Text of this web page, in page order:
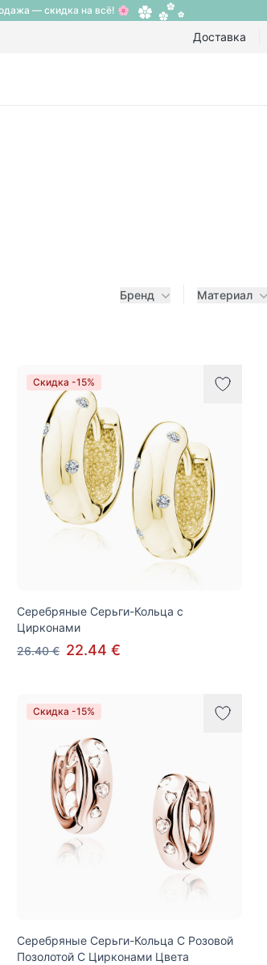
— скидка на всё! 🌸
Доставка
Бренд Материал
Скидка -15%
Серебряные Серьги-Кольца с
Цирконами
26.40 € 22.44 €
Скидка -15%
Серебряные Серьги-Кольца С Розовой
Позолотой С Цирконами Цвета